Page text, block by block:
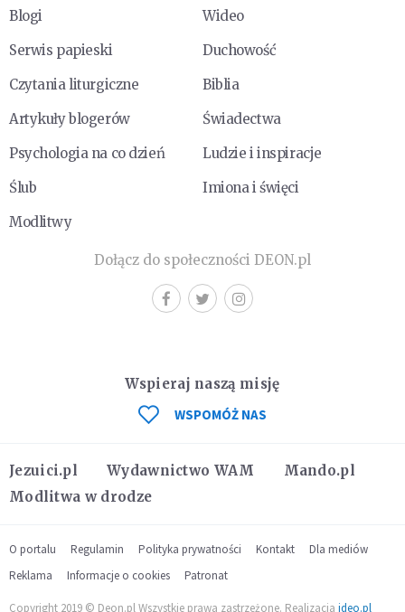
Blogi
Wideo
Serwis papieski
Duchowość
Czytania liturgiczne
Biblia
Artykuły blogerów
Świadectwa
Psychologia na co dzień
Ludzie i inspiracje
Ślub
Imiona i święci
Modlitwy
Dołącz do społeczności DEON.pl
Jezuici.pl Wydawnictwo WAM
Mando.pl
Modlitwa w drodze
Wspieraj naszą misję
WSPOMÓŻ NAS
O portalu Regulamin Polityka prywatności Kontakt
Dla mediów
Reklama
Informacje o cookies Patronat
Copyright 2019 © Deon.pl Wszystkie prawa zastrzeżone. Realizacja ideo.pl